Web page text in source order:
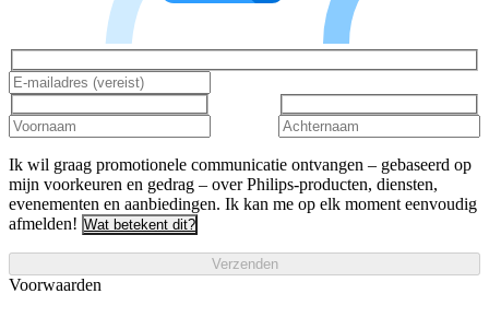
Ik wil graag promotionele communicatie ontvangen – gebaseerd op
mijn voorkeuren en gedrag – over Philips-producten, diensten,
evenementen en aanbiedingen. Ik kan me op elk moment eenvoudig
afmelden! Wat betekent dit?
Verzenden
Voorwaarden